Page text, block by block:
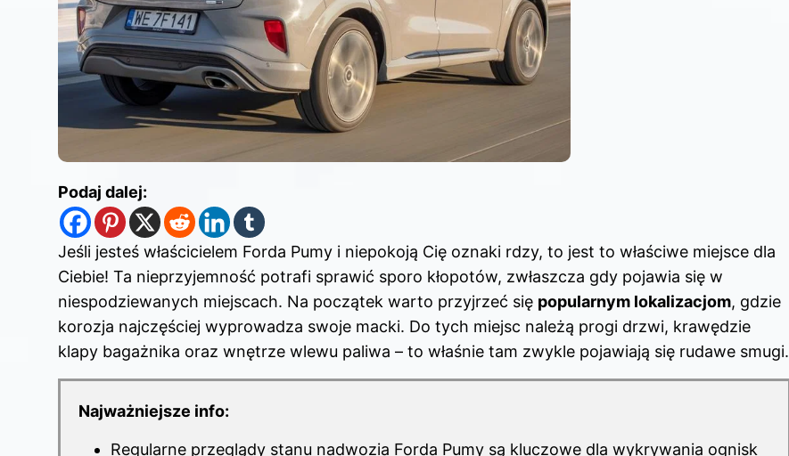
Podaj dalej:
Jeśli jesteś właścicielem Forda Pumy i niepokoją Cię oznaki rdzy, to jest to właściwe miejsce dla
Ciebie! Ta nieprzyjemność potrafi sprawić sporo kłopotów, zwłaszcza gdy pojawia się w
niespodziewanych miejscach. Na początek warto przyjrzeć się popularnym lokalizacjom, gdzie
korozja najczęściej wyprowadza swoje macki. Do tych miejsc należą progi drzwi, krawędzie
klapy bagażnika oraz wnętrze wlewu paliwa – to właśnie tam zwykle pojawiają się rudawe smugi.
Najważniejsze info:
Regularne przeglądy stanu nadwozia Forda Pumy są kluczowe dla wykrywania ognisk